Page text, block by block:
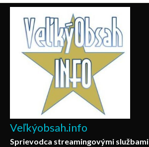
Skip
content
Veľkýobsah.info
Sprievodca streamingovými službami